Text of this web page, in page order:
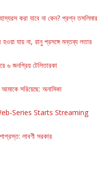
হাস্যরস করা যাবে না কেন? প্রশ্ন তসলিমার
যায় না, রানু প্রসঙ্গে মন্তব্য লতার
৬ জনপ্রিয় টেলিতারকা
সরিয়েছে: অনামিকা
Series Starts Streaming
লাবণী সরকার